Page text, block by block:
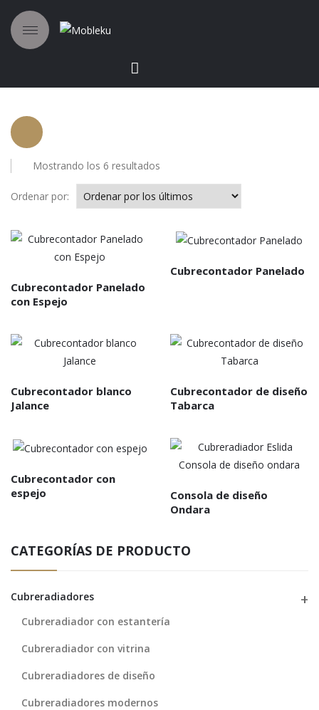
Mostrando los 6 resultados
los
últimos
Ordenar por:
Cubrecontador Panelado
con Espejo
Cubrecontador Panelado
Cubrecontador blanco
Jalance
Cubrecontador de diseño
Tabarca
Cubrecontador con
espejo
Consola de diseño
Ondara
CATEGORÍAS DE PRODUCTO
Cubreradiadores
Cubreradiador con estantería
Cubreradiador con vitrina
Cubreradiadores de diseño
Cubreradiadores modernos